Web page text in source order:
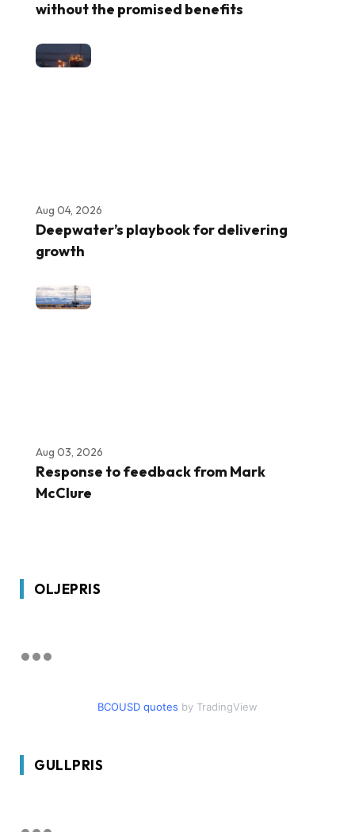
without the promised benefits
Aug 04, 2026
Deepwater’s playbook for delivering
growth
Aug 03, 2026
Response to feedback from Mark
McClure
OLJEPRIS
BCOUSD quotes by TradingView
GULLPRIS